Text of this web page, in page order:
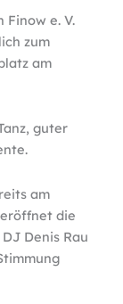
e. V.
zum
am
guter
am
die
Denis Rau